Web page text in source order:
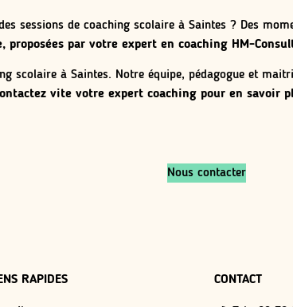
sessions de coaching scolaire à Saintes ? Des
proposées par votre expert en coaching HM-
scolaire à Saintes. Notre équipe, pédagogue et
vite votre expert coaching pour en savoir
Nous contacter
RAPIDES CONTACT